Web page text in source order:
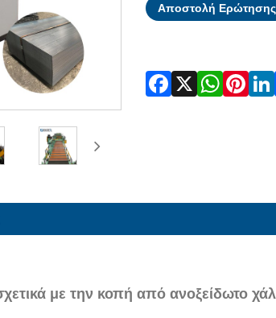
Αποστολή Ερώτησης
με την κοπή από ανοξείδωτο